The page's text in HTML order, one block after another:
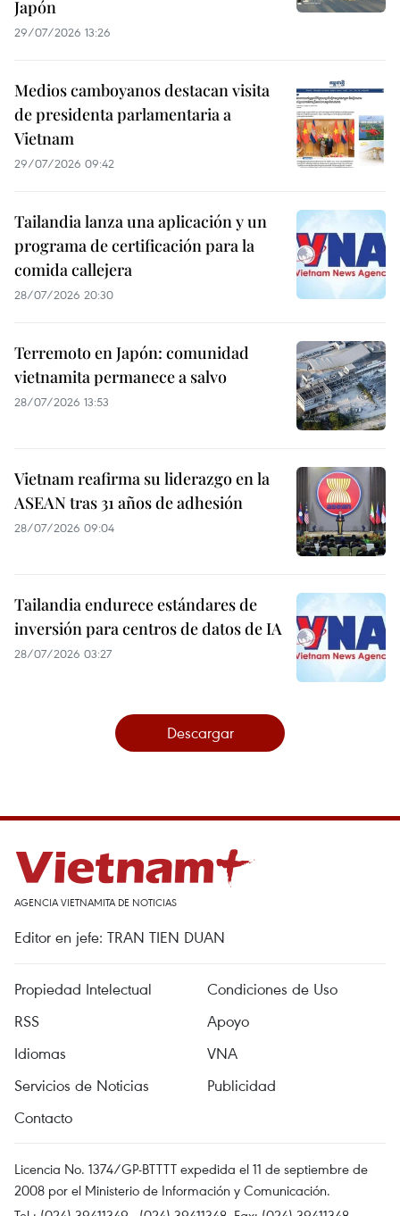
Japón
29/07/2026 13:26
Medios camboyanos destacan visita
de presidenta parlamentaria a
Vietnam
29/07/2026 09:42
Tailandia lanza una aplicación y un
programa de certificación para la
comida callejera
28/07/2026 20:30
Terremoto en Japón: comunidad
vietnamita permanece a salvo
28/07/2026 13:53
Vietnam reafirma su liderazgo en la
ASEAN tras 31 años de adhesión
28/07/2026 09:04
Tailandia endurece estándares de
inversión para centros de datos de IA
28/07/2026 03:27
Descargar
AGENCIA VIETNAMITA DE NOTICIAS
Editor en jefe: TRAN TIEN DUAN
Propiedad Intelectual
Condiciones de Uso
RSS
Apoyo
Idiomas
VNA
Servicios de Noticias
Publicidad
Contacto
Licencia No. 1374/GP-BTTTT expedida el 11 de septiembre de
2008 por el Ministerio de Información y Comunicación.